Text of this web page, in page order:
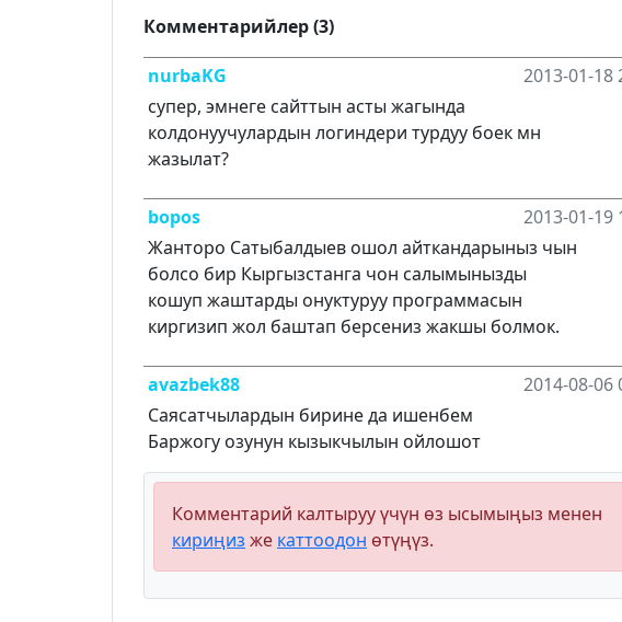
Комментарийлер (3)
nurbaKG
2013-01-18
супер, эмнеге сайттын асты жагында
колдонуучулардын логиндери турдуу боек мн
жазылат?
bopos
2013-01-19
Жанторо Сатыбалдыев ошол айткандарыныз чын
болсо бир Кыргызстанга чон салымынызды
кошуп жаштарды онуктуруу программасын
киргизип жол баштап берсениз жакшы болмок.
avazbek88
2014-08-06
Саясатчылардын бирине да ишенбем
Баржогу озунун кызыкчылын ойлошот
Комментарий калтыруу үчүн өз ысымыңыз менен
кириңиз же каттоодон өтүңүз.